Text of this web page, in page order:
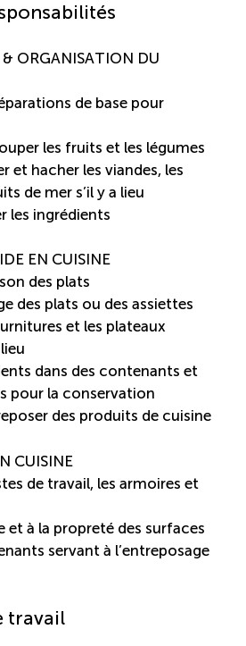
travail-étude
de travail
des acquis
Québec
en tourisme
ORGANISATION DU
de base pour
les fruits et les légumes
et hacher les viandes, les
de mer s’il y a lieu
les ingrédients
EN CUISINE
des plats
des plats ou des assiettes
et les plateaux
dans des contenants et
pour la conservation
des produits de cuisine
CUISINE
de travail, les armoires et
et à la propreté des surfaces
servant à l’entreposage
travail